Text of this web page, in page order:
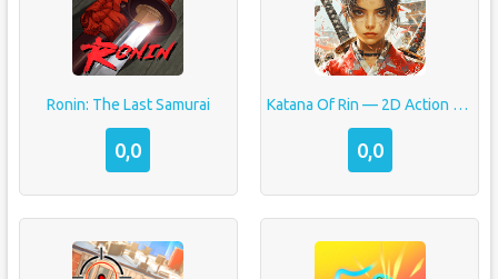
Ronin: The Last Samurai
0,0
Katana Of Rin — 2D Action RPG
0,0